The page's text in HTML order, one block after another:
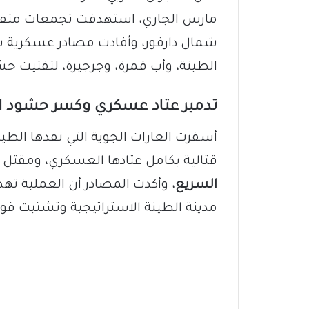
مارس الجاري، استهدفت تجمعات
شمال دارفور، وأفادت مصادر
الطينة، وأب قمرة، وجرجيرة، لتفتيت
تدمير عتاد عسكري وكسر حشود
أسفرت الغارات الجوية التي نفذها
قتالية بكامل عتادها العسكري،
السريع، وأكدت المصادر أن العملية
مدينة الطينة الاستراتيجية وتشتيت